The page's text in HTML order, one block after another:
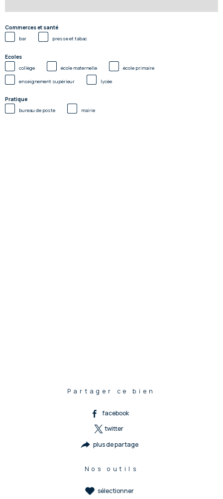
Commerces et santé
bar presse et tabac
Ecoles
collège école maternelle école primaire
enseignement supérieur lycée
Pratique
bureau de poste mairie
Partager ce bien
facebook
twitter
plus de partage
Nos outils
sélectionner